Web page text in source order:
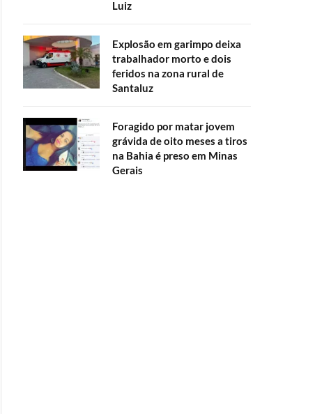
Luiz
Explosão em garimpo deixa
trabalhador morto e dois
feridos na zona rural de
Santaluz
Foragido por matar jovem
grávida de oito meses a tiros
na Bahia é preso em Minas
Gerais